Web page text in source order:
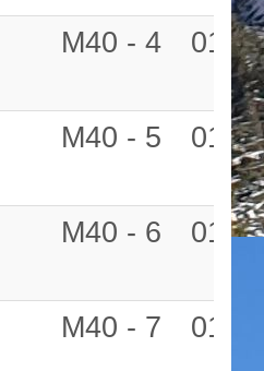
M40 - 4
M40 - 5
M40 - 6
M40 - 7